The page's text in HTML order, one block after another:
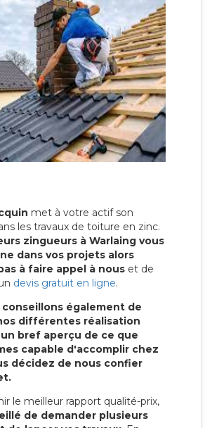
met à votre actif son
les travaux de toiture en zinc.
zingueurs à Warlaing vous
dans vos projets alors
à faire appel à nous et de
devis gratuit en ligne.
conseillons également de
différentes réalisation
bref aperçu de ce que
capable d'accomplir chez
décidez de nous confier
le meilleur rapport qualité-prix,
de demander plusieurs